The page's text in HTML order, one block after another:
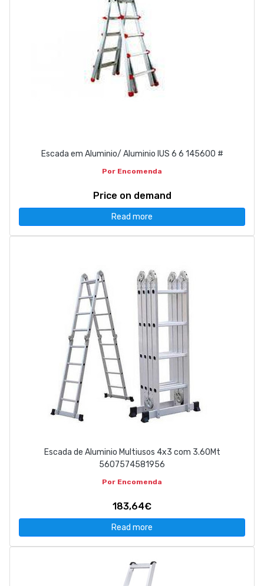
Escada em Aluminio/ Aluminio IUS 6 6 145600 #
Por Encomenda
Price on demand
Read more
Escada de Aluminio Multiusos 4x3 com 3.60Mt
5607574581956
Por Encomenda
183,64€
Read more